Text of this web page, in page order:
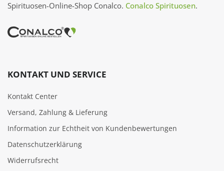
Spirituosen-Online-Shop Conalco. Conalco Spirituosen.
KONTAKT UND SERVICE
Kontakt Center
Versand, Zahlung & Lieferung
Information zur Echtheit von Kundenbewertungen
Datenschutzerklärung
Widerrufsrecht